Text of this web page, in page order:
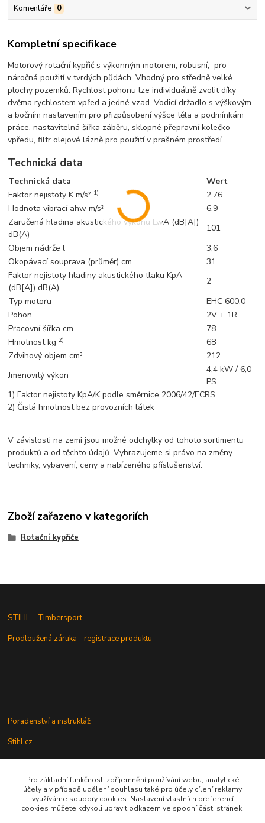
Komentáře 0
Kompletní specifikace
Motorový rotační kypřič s výkonným motorem, robusní, pro
náročná použití v tvrdých půdách. Vhodný pro středně velké
plochy pozemků. Rychlost pohonu lze individuálně zvolit díky
dvěma rychlostem vpřed a jedné vzad. Vodicí držadlo s výškovým
a bočním nastavením pro přizpůsobení výšce těla a podmínkám
práce, nastavitelná šířka záběru, sklopné přepravní kolečko
vpředu, filtr olejové lázně pro použití v prašném prostředí.
Technická data
Technická data
Wert
Faktor nejistoty K m/s² 1)
2,76
Hodnota vibrací ahw m/s²
6,9
Zaručená hladina akustického výkonu LwA (dB[A])
dB(A)
101
Objem nádrže l
3,6
Okopávací souprava (průměr) cm
31
Faktor nejistoty hladiny akustického tlaku KpA
(dB[A]) dB(A)
2
Typ motoru
EHC 600,0
Pohon
2V + 1R
Pracovní šířka cm
78
Hmotnost kg2)
68
Zdvihový objem cm³
212
Jmenovitý výkon
4,4 kW / 6,0
PS
1) Faktor nejistoty KpA/K podle směrnice 2006/42/ECRS
2) Čistá hmotnost bez provozních látek
V závislosti na zemi jsou možné odchylky od tohoto sortimentu
produktů a od těchto údajů. Vyhrazujeme si právo na změny
techniky, vybavení, ceny a nabízeného příslušenství.
Zboží zařazeno v kategoriích
Rotační kypřiče
STIHL - Timbersport
Prodloužená záruka - registrace produktu
Poradenství a instruktáž
Stihl.cz
Údržba a servis
Rady a praktické informace
Pro základní funkčnost, zpříjemnění používání webu, analytické
účely a v případě udělení souhlasu také pro účely cílení reklamy
využíváme soubory cookies. Nastavení vlastních preferencí
cookies můžete kdykoli upravit odkazem ve spodní části stránek.